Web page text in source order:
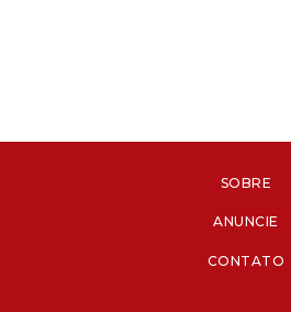
SOBRE
ANUNCIE
CONTATO